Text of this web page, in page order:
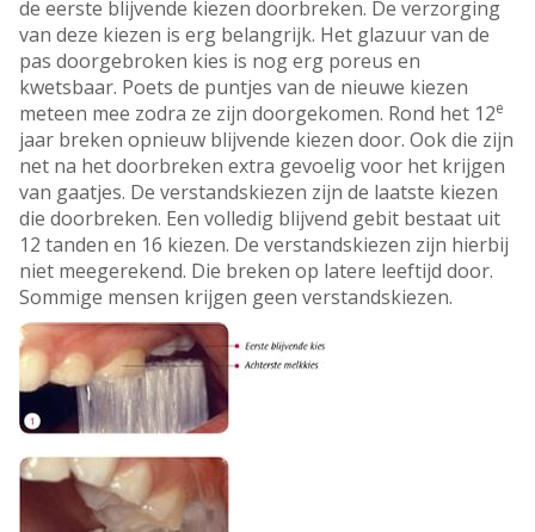
de eerste blijvende kiezen doorbreken. De verzorging
van deze kiezen is erg belangrijk. Het glazuur van de
pas doorgebroken kies is nog erg poreus en
kwetsbaar. Poets de puntjes van de nieuwe kiezen
meteen mee zodra ze zijn doorgekomen. Rond het 12e
jaar breken opnieuw blijvende kiezen door. Ook die zijn
net na het doorbreken extra gevoelig voor het krijgen
van gaatjes. De verstandskiezen zijn de laatste kiezen
die doorbreken. Een volledig blijvend gebit bestaat uit
12 tanden en 16 kiezen. De verstandskiezen zijn hierbij
niet meegerekend. Die breken op latere leeftijd door.
Sommige mensen krijgen geen verstandskiezen.